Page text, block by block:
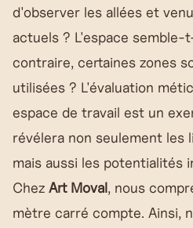
d'observer les allées et
actuels ? L'espace
contraire, certaines zones
utilisées ? L'évaluation
espace de travail est un
révélera non seulement les
mais aussi les potentialités
Chez Art Moval, nous
mètre carré compte. Ainsi,